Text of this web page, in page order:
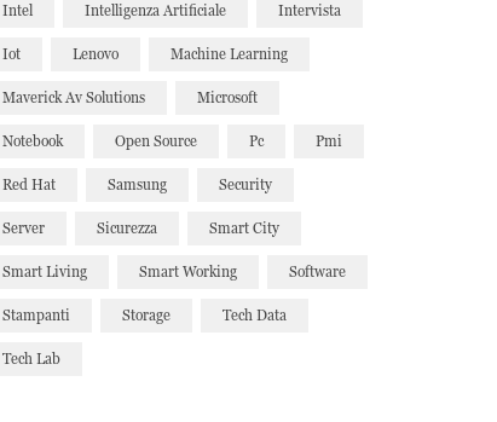
Intel Intelligenza Artificiale Intervista
Iot Lenovo Machine Learning
Maverick Av Solutions Microsoft
Notebook Open Source Pc Pmi
Red Hat Samsung Security
Server Sicurezza Smart City
Smart Living Smart Working Software
Stampanti Storage Tech Data
Tech Lab